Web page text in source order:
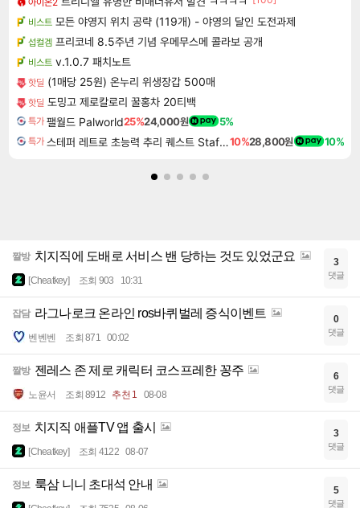
비스트 모든 야영지 위치 공략 (119개) - 야영의 달인 도전과제
섭컬겜 프리코네 8.5주년 기념 우메무스메 콜라보 공개
비스트 v.1.0.7 패치노트
핫딜 (1매당 25원) 온누리 위생장갑 500매
핫딜 도밍고 제로칼로리 꿀홍차 20티백
특가 팰월드 Palworld25%24,000원 5%
특가 스테퍼 레트로 초능력 추리 퀘스트 Staffer Retro A Supernatural Mystery Quest10%28,800원 10%
짤방 치지직에 도배로 서비스 밴 당하는 것도 있었군요
[Cheatkey] 조회 903 10:31
3
댓글
잡담 라그나로크 온라인 ros바퀴벌레 증식이벤트
벤벤벤 조회 871 00:02
0
댓글
짤방 젠레스 존 제로 캐릭터 코스프레한 꽁주
노윤서 조회 8912 추천 1 08-08
6
댓글
정보 치지직 애플TV 앱 출시
[Cheatkey] 조회 4122 08-07
3
댓글
정보 룩삼 니니 초대석 안내 5
댓글